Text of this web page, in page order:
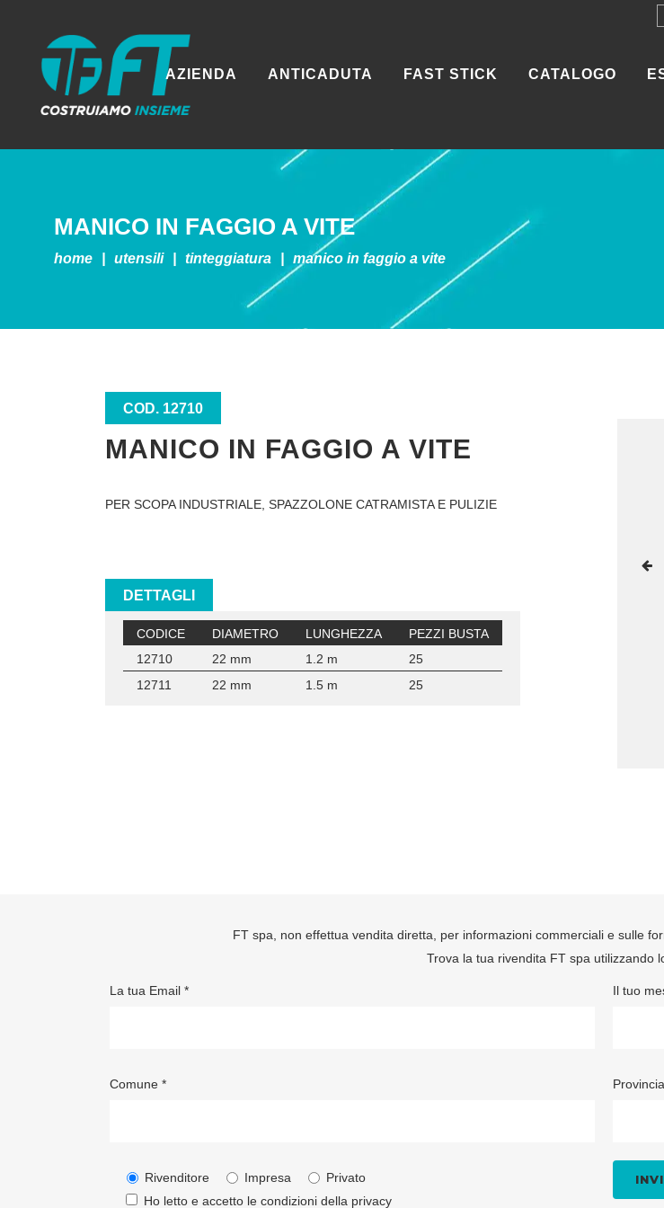
AZIENDA ANTICADUTA FAST STICK CATALOGO
MANICO IN FAGGIO A VITE
home utensili tinteggiatura manico in faggio a vite
COD. 12710
MANICO IN FAGGIO A VITE
PER SCOPA INDUSTRIALE, SPAZZOLONE CATRAMISTA E PULIZIE
DETTAGLI
CODICE DIAMETRO LUNGHEZZA
PEZZI BUSTA
12710
22 mm 1.2 m
25
12711
22 mm 1.5 m 25
FT spa, non effettua vendita diretta, per informazioni commerciali e sulle
Trova la tua rivendita FT spa utilizzando
La tua Email *
Comune *
Rivenditore Impresa
Privato
Ho letto e accetto le condizioni della privacy
Il tuo